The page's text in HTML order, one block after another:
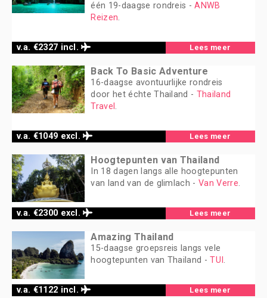
v.a. €2327 incl.
één 19-daagse rondreis -ANWB
Reizen.
Lees meer
v.a. €1049 excl.
Back To Basic Adventure
16-daagse avontuurlijke rondreis
door het échte Thailand - Thailand
Travel.
Lees meer
v.a. €2300 excl.
Hoogtepunten van Thailand
In 18 dagen langs alle hoogtepunten
van land van de glimlach -Van Verre.
Lees meer
v.a. €1122 incl.
Amazing Thailand
15-daagse groepsreis langs vele
hoogtepunten van Thailand -TUI.
Lees meer